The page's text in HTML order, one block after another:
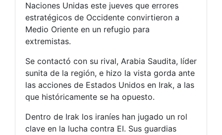
Naciones Unidas este jueves que errores
estratégicos de Occidente convirtieron a
Medio Oriente en un refugio para
extremistas.
Se contactó con su rival, Arabia Saudita, líder
sunita de la región, e hizo la vista gorda ante
las acciones de Estados Unidos en Irak, a las
que históricamente se ha opuesto.
Dentro de Irak los iraníes han jugado un rol
clave en la lucha contra EI. Sus guardias